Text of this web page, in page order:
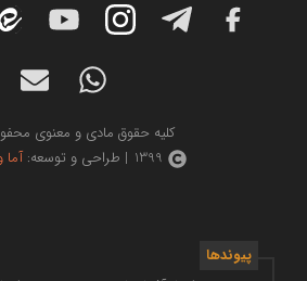
کلیه حقوق مادی و معنوی
1399 | طراحی و توسعه:
آما
پیوندها